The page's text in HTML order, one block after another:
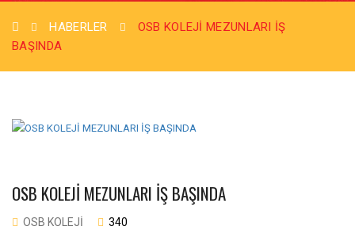
HABERLER
OSB KOLEJİ MEZUNLARI İŞ
BAŞINDA
OSB KOLEJİ MEZUNLARI İŞ BAŞINDA
OSB KOLEJI 340